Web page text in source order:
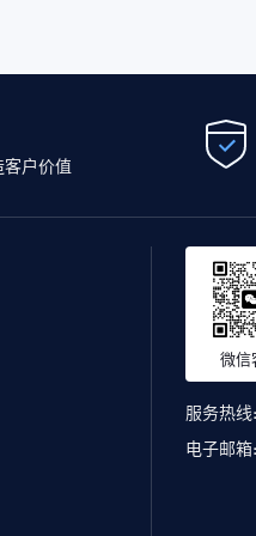
户价值
微信
服务热线:
电子邮箱: